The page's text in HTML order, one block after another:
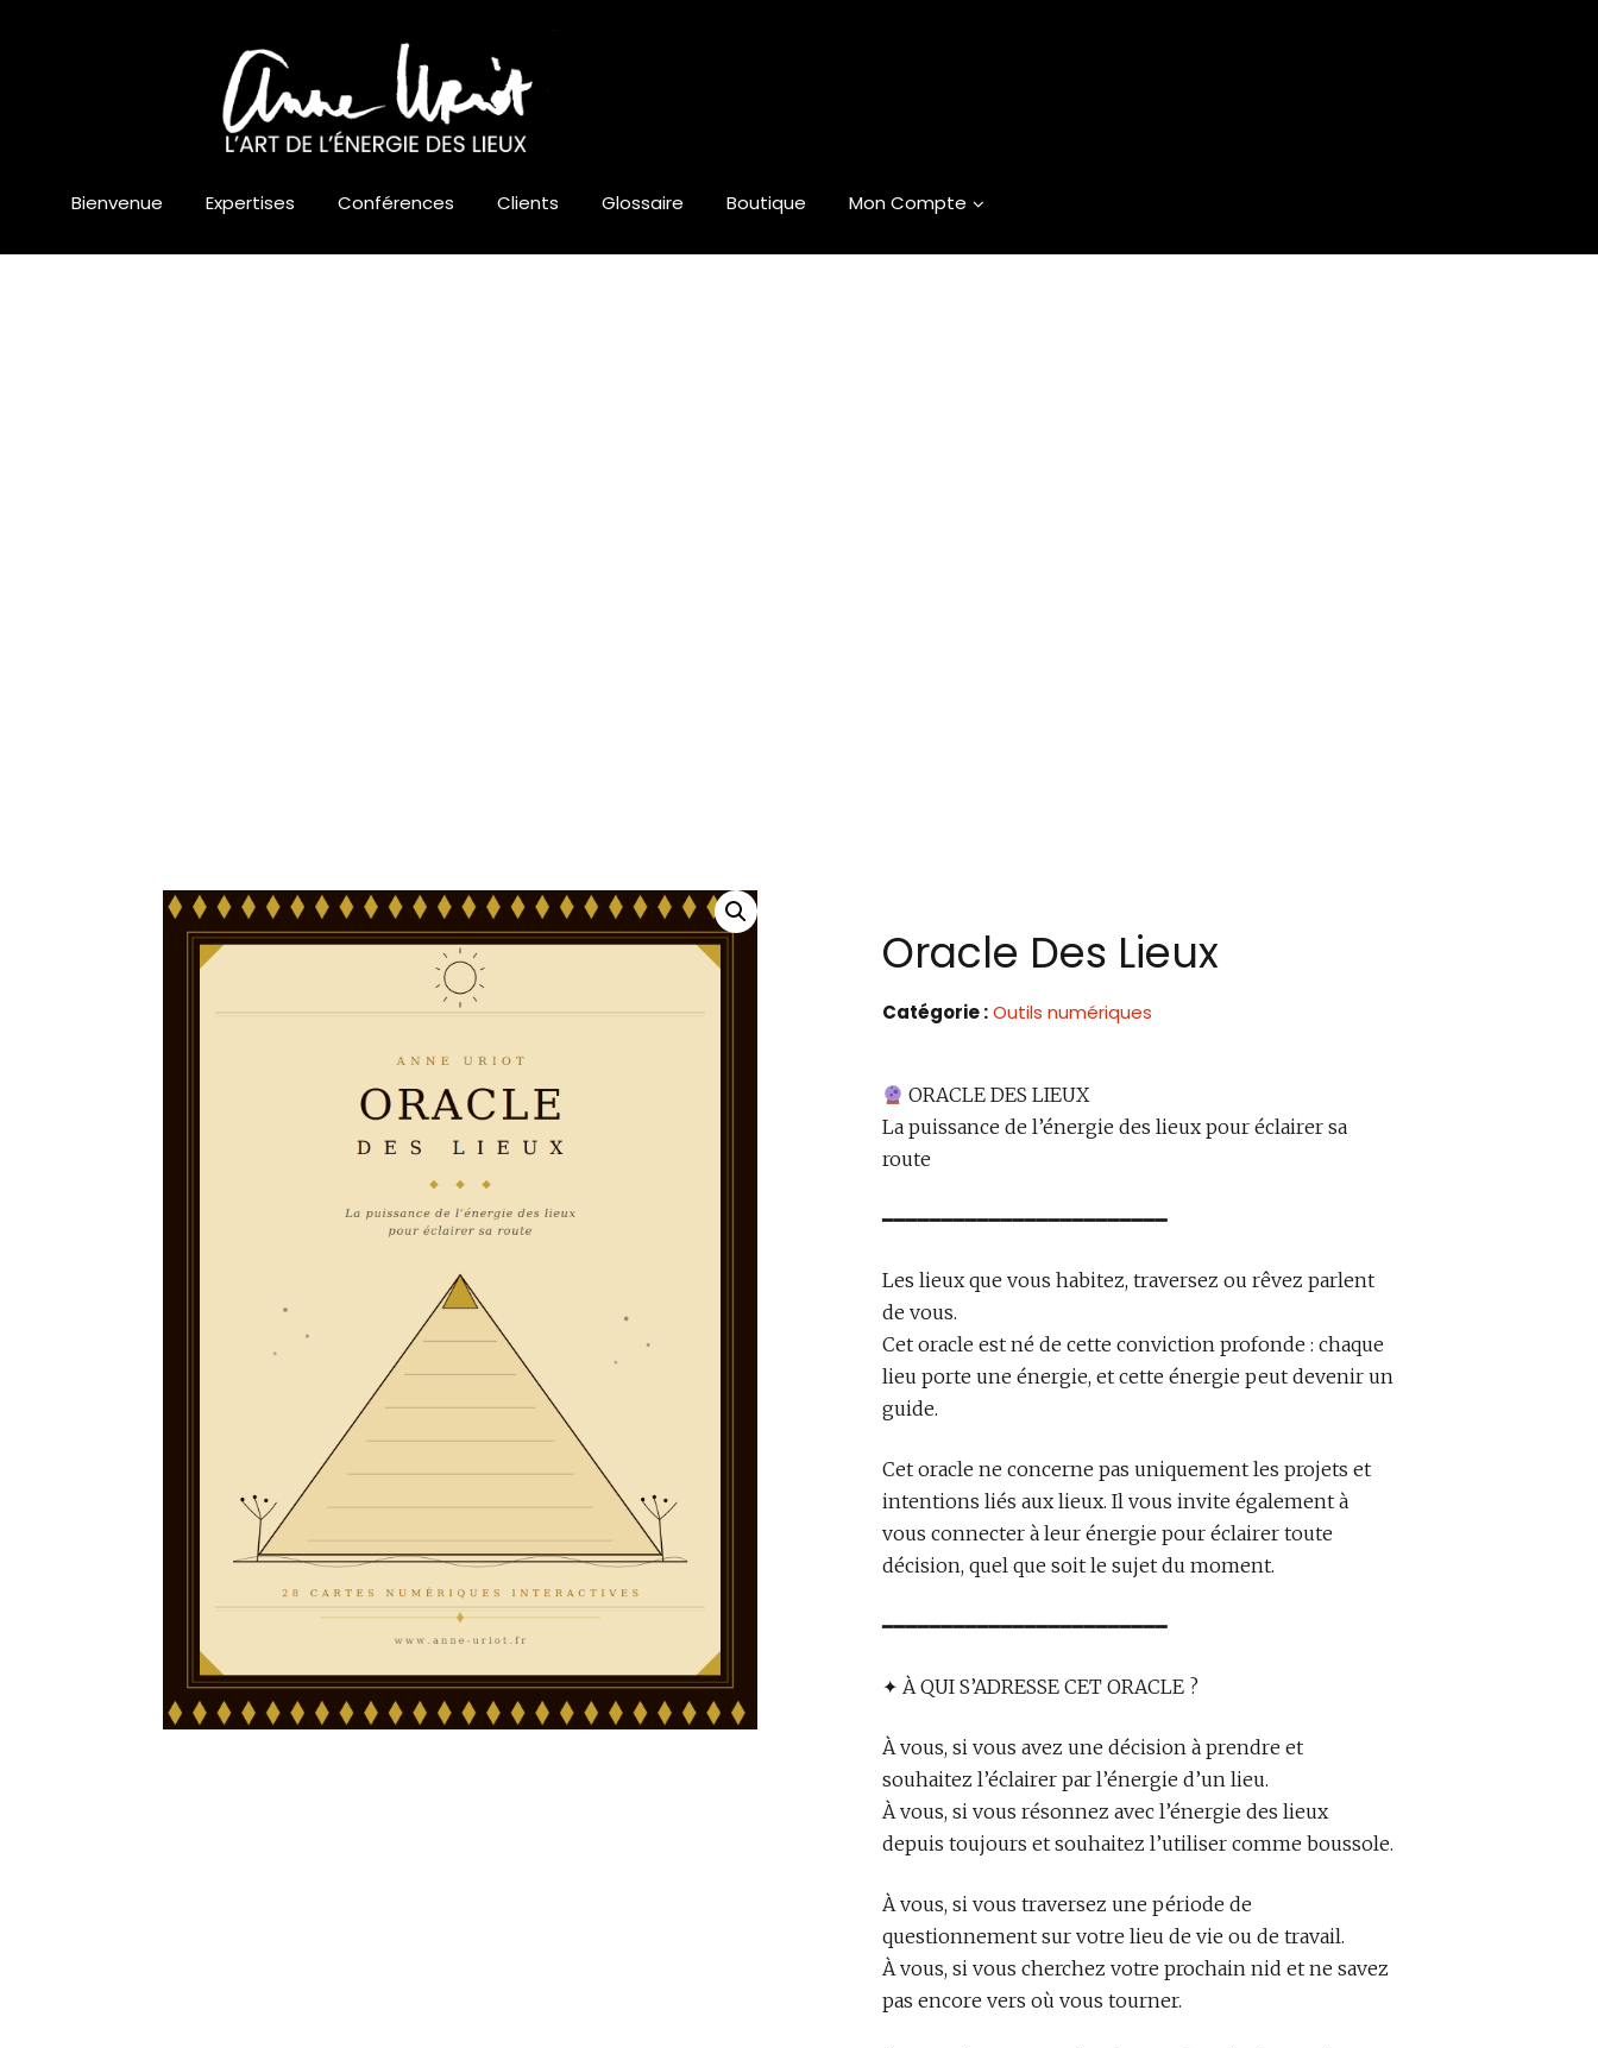
Bienvenue Expertises Conférences Clients Glossaire Boutique Mon Compte
Oracle Des Lieux
Catégorie :Outils numériques
ORACLE DES LIEUX
La puissance de l’énergie des lieux pour éclairer sa
route
━━━━━━━━━━━━━━━━━━━━━━━━
Les lieux que vous habitez, traversez ou rêvez parlent
de vous.
Cet oracle est né de cette conviction profonde : chaque
lieu porte une énergie, et cette énergie peut devenir un
guide.
Cet oracle ne concerne pas uniquement les projets et
intentions liés aux lieux. Il vous invite également à
vous connecter à leur énergie pour éclairer toute
décision, quel que soit le sujet du moment.
━━━━━━━━━━━━━━━━━━━━━━━━
✦ À QUI S’ADRESSE CET ORACLE ?
À vous, si vous avez une décision à prendre et
souhaitez l’éclairer par l’énergie d’un lieu.
À vous, si vous résonnez avec l’énergie des lieux
depuis toujours et souhaitez l’utiliser comme boussole.
À vous, si vous traversez une période de
questionnement sur votre lieu de vie ou de travail.
À vous, si vous cherchez votre prochain nid et ne savez
pas encore vers où vous tourner.